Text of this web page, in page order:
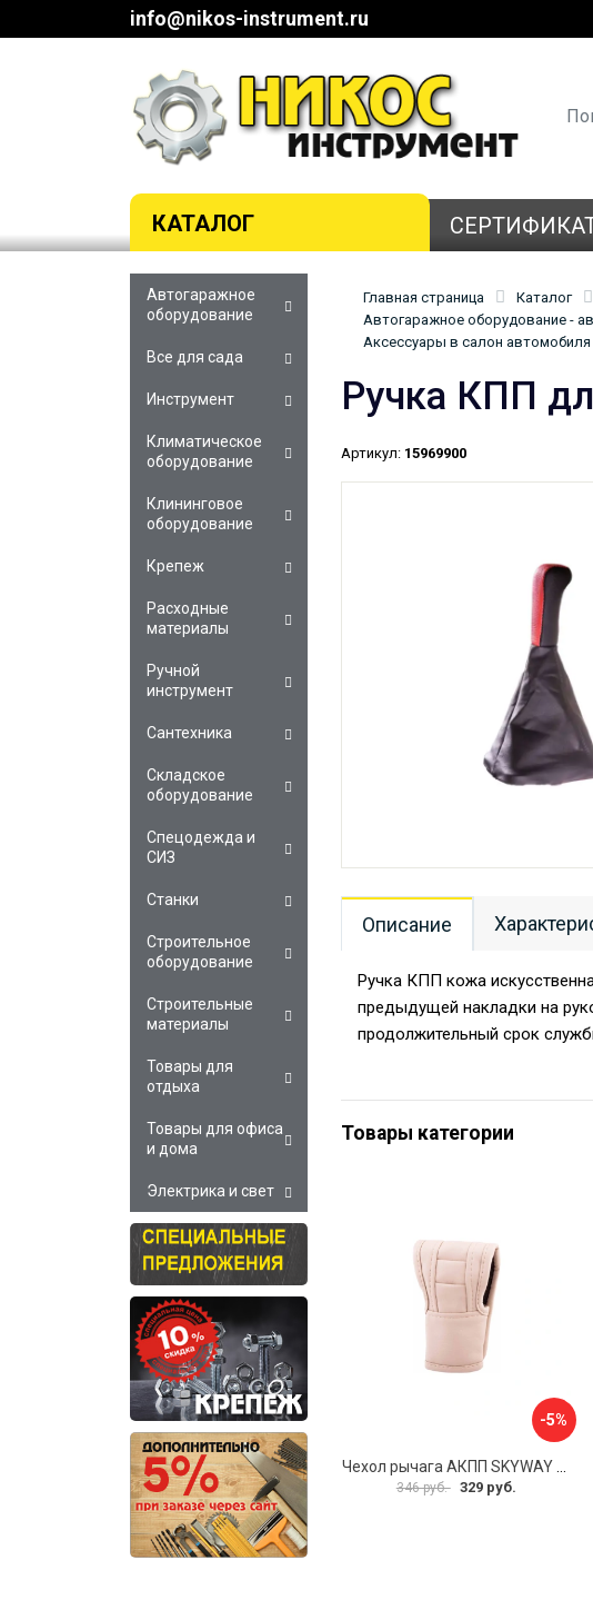
info@nikos-instrument.ru
КАТАЛОГ
Главная страница Каталог
Автогаражное оборудование -
Аксессуары в салон автомобиля
Ручка КПП
Артикул: 15969900
Описание
Ручка КПП кожа
предыдущей накладки на
продолжительный срок
Товары категории
-5%
346 руб. 329 руб.
Автогаражное
оборудование
Все для сада
Инструмент
Климатическое
оборудование
Клининговое
оборудование
Крепеж
Расходные
материалы
Ручной
инструмент
Сантехника
Складское
оборудование
Спецодежда и
СИЗ
Станки
Строительное
оборудование
Строительные
материалы
Товары для
отдыха
Товары для офиса
и дома
Электрика и свет